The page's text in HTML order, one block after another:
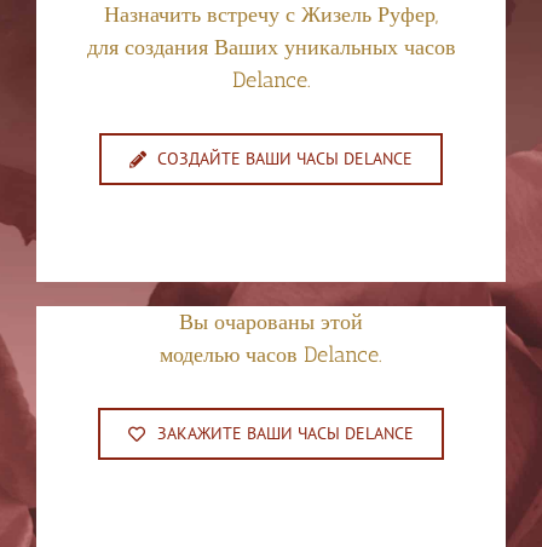
Назначить встречу с Жизель Руфер,
для создания Ваших уникальных часов
Delance.
СОЗДАЙТЕ ВАШИ ЧАСЫ DELANCE
Вы очарованы этой
моделью часов Delance.
ЗАКАЖИТЕ ВАШИ ЧАСЫ DELANCE